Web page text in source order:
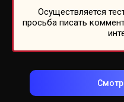
Осуществляется
просьба писать